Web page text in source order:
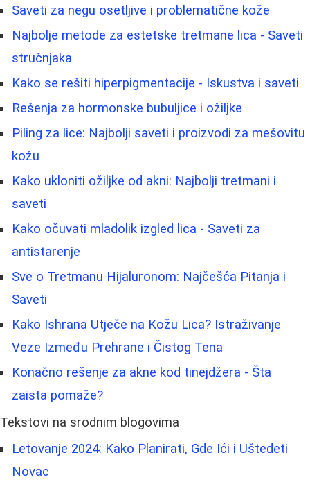
Saveti za negu osetljive i problematične kože
Najbolje metode za estetske tretmane lica - Saveti
stručnjaka
Kako se rešiti hiperpigmentacije - Iskustva i saveti
Rešenja za hormonske bubuljice i ožiljke
Piling za lice: Najbolji saveti i proizvodi za mešovitu
kožu
Kako ukloniti ožiljke od akni: Najbolji tretmani i
saveti
Kako očuvati mladolik izgled lica - Saveti za
antistarenje
Sve o Tretmanu Hijaluronom: Najčešća Pitanja i
Saveti
Kako Ishrana Utječe na Kožu Lica? Istraživanje
Veze Između Prehrane i Čistog Tena
Konačno rešenje za akne kod tinejdžera - Šta
zaista pomaže?
Tekstovi na srodnim blogovima
Letovanje 2024: Kako Planirati, Gde Ići i Uštedeti
Novac